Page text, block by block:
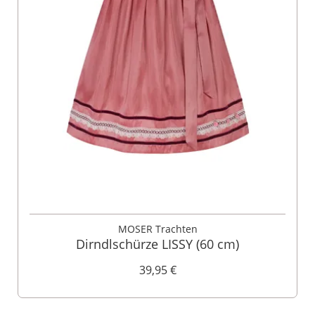
MOSER Trachten
Dirndlschürze LISSY (60 cm)
39,95 €